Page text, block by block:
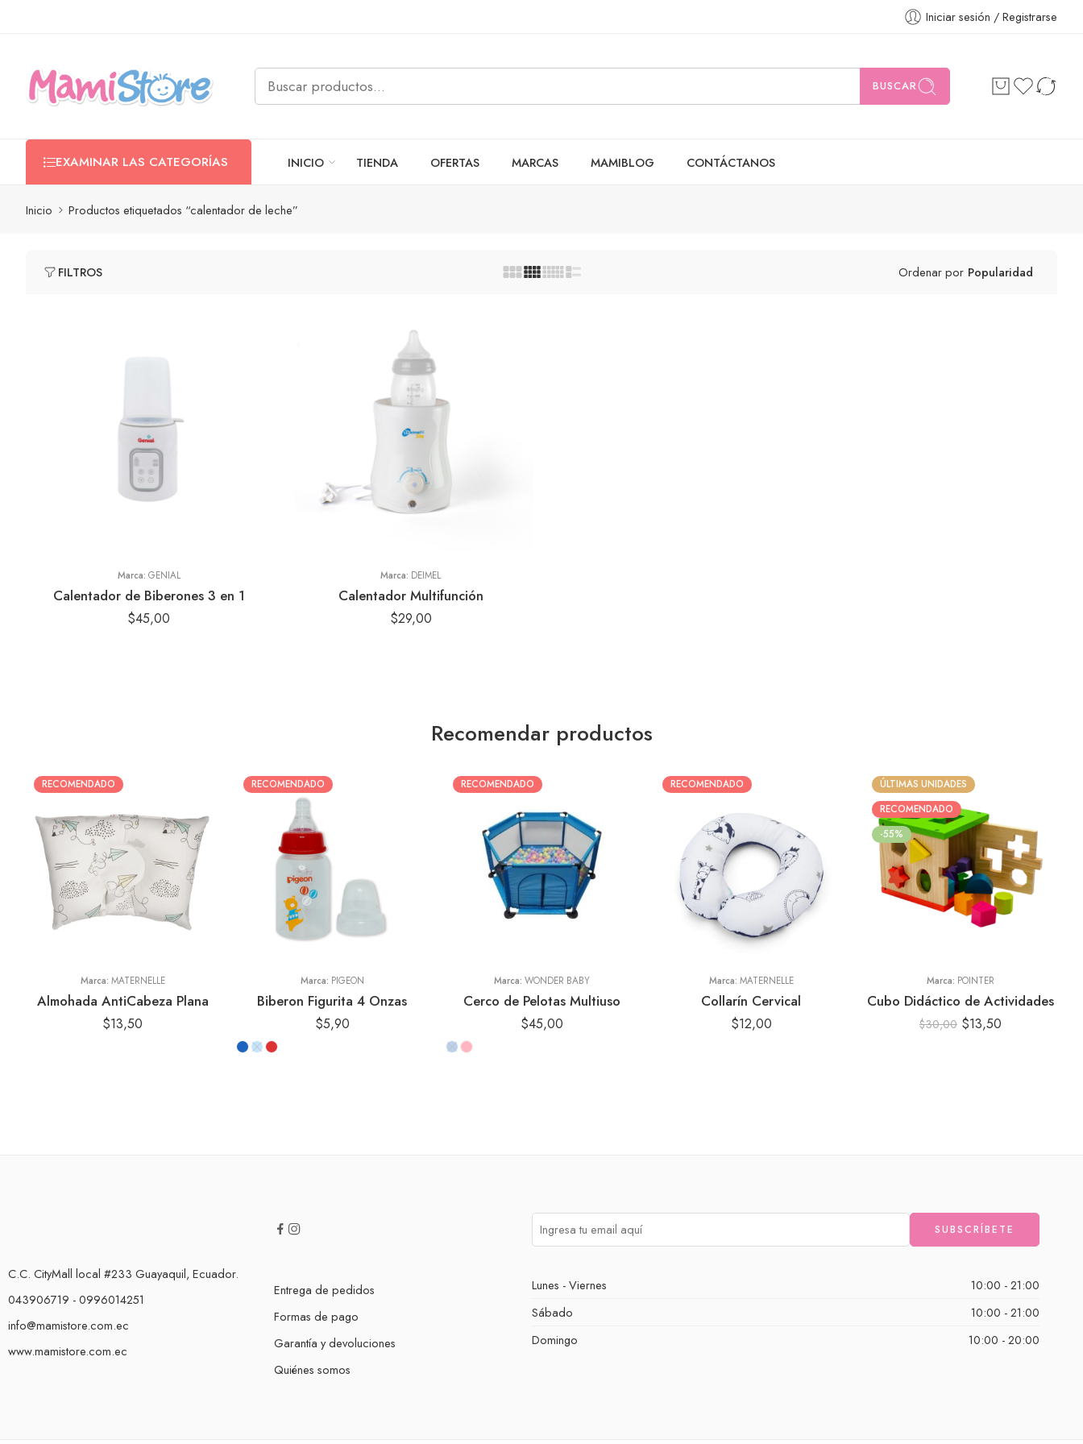
Iniciar sesión / Registrarse
BUSCAR
EXAMINAR LAS CATEGORÍAS INICIO TIENDA OFERTAS MARCAS MAMIBLOG CONTÁCTANOS
Inicio Productos etiquetados “calentador de leche”
FILTROS Ordenar por Popularidad
Marca: GENIAL
Calentador de Biberones 3 en 1
$45,00
Marca: DEIMEL
Calentador Multifunción
$29,00
Recomendar productos
RECOMENDADO
Marca: MATERNELLE
Almohada AntiCabeza Plana
$13,50
Animales
Aviones de Papel
RECOMENDADO
Marca: PIGEON
Biberon Figurita 4 Onzas
$5,90
RECOMENDADO
Marca: WONDER BABY
Cerco de Pelotas Multiuso
$45,00
RECOMENDADO
Marca: MATERNELLE
Collarín Cervical
$12,00
Animales Turquesa
Búhos Celeste
Nubes Azul
Vintage Rosado
ÚLTIMAS UNIDADES
RECOMENDADO
-55%
Marca: POINTER
Cubo Didáctico de Actividades
$30,00 $13,50
C.C. CityMall local #233 Guayaquil, Ecuador.
043906719 - 0996014251
info@mamistore.com.ec
www.mamistore.com.ec
Entrega de pedidos
Formas de pago
Garantía y devoluciones
Quiénes somos
Lunes - Viernes
10:00 - 21:00
Sábado
10:00 - 21:00
Domingo
10:00 - 20:00